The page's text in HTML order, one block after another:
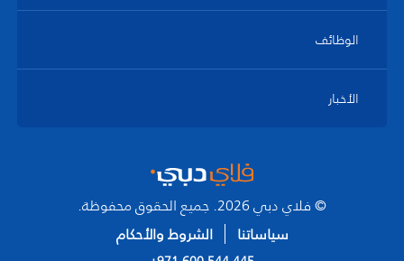
الوظائف
الأخبار
© فلاي دبي 2026. جميع الحقوق محفوظة.
سياساتنا
الشروط والأحكام